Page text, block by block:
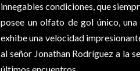
innegables condiciones, que
posee un olfato de gol único,
exhibe una velocidad
al señor Jonathan Rodríguez a la